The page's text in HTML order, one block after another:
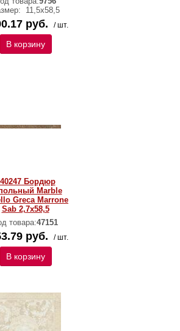
11,5х58,5
руб. / шт.
В корзину
Бордюр
Marble
Greca Marrone
Sab 2,7x58,5
товара:47151
руб. / шт.
В корзину